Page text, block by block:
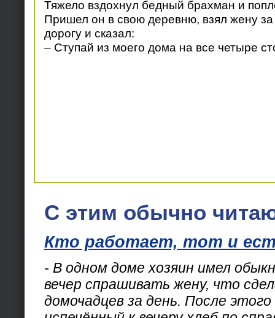
Тяжело вздохнул бедный брахман и
Пришел он в свою деревню, взял жену за
дорогу и сказал:
– Ступай из моего дома на все четыре
С этим обычно
Кто работает, тот и
- В одном доме хозяин имел
вечер спрашивать жену, что
домочадцев за день. После